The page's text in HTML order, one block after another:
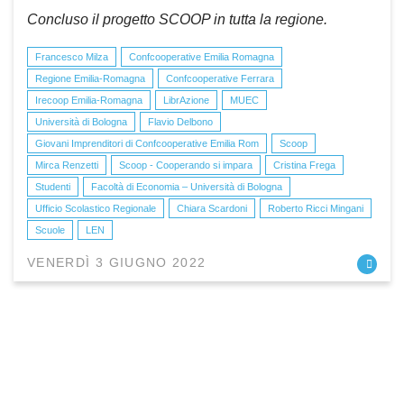
Concluso il progetto SCOOP in tutta la regione.
Francesco Milza
Confcooperative Emilia Romagna
Regione Emilia-Romagna
Confcooperative Ferrara
Irecoop Emilia-Romagna
LibrAzione
MUEC
Università di Bologna
Flavio Delbono
Giovani Imprenditori di Confcooperative Emilia Rom
Scoop
Mirca Renzetti
Scoop - Cooperando si impara
Cristina Frega
Studenti
Facoltà di Economia – Università di Bologna
Ufficio Scolastico Regionale
Chiara Scardoni
Roberto Ricci Mingani
Scuole
LEN
VENERDÌ 3 GIUGNO 2022